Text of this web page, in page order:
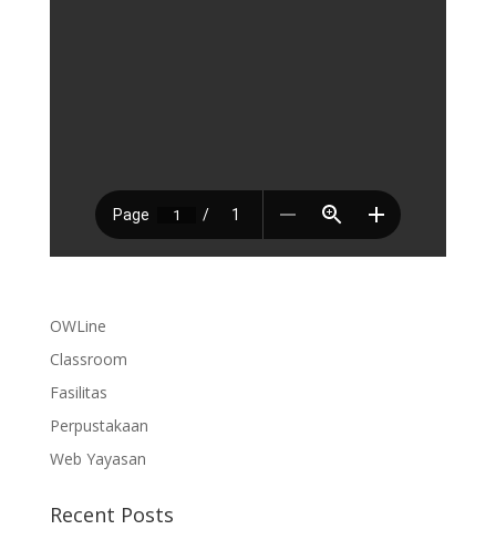
OWLine
Classroom
Fasilitas
Perpustakaan
Web Yayasan
Recent Posts